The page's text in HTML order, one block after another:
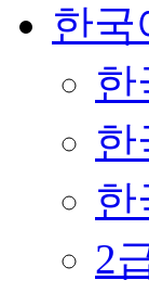
한국
한
한
한
2